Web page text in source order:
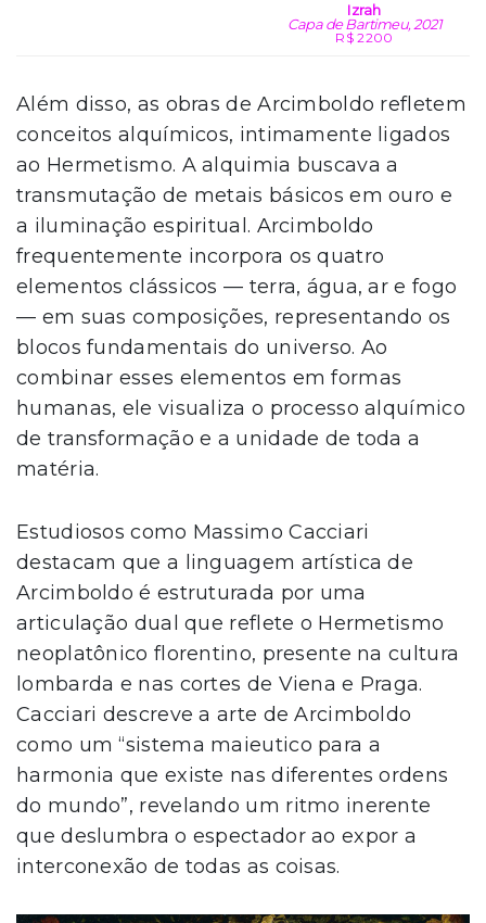
Izrah
Capa de Bartimeu, 2021
R$ 2200
Além disso, as obras de Arcimboldo refletem
conceitos alquímicos, intimamente ligados
ao Hermetismo. A alquimia buscava a
transmutação de metais básicos em ouro e
a iluminação espiritual. Arcimboldo
frequentemente incorpora os quatro
elementos clássicos — terra, água, ar e fogo
— em suas composições, representando os
blocos fundamentais do universo. Ao
combinar esses elementos em formas
humanas, ele visualiza o processo alquímico
de transformação e a unidade de toda a
matéria.
Estudiosos como Massimo Cacciari
destacam que a linguagem artística de
Arcimboldo é estruturada por uma
articulação dual que reflete o Hermetismo
neoplatônico florentino, presente na cultura
lombarda e nas cortes de Viena e Praga.
Cacciari descreve a arte de Arcimboldo
como um “sistema maieutico para a
harmonia que existe nas diferentes ordens
do mundo”, revelando um ritmo inerente
que deslumbra o espectador ao expor a
interconexão de todas as coisas.